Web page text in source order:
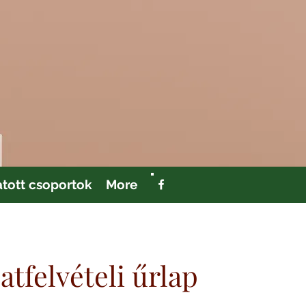
csoportok More
űrlap